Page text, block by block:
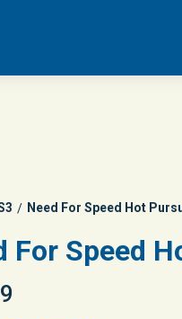
/ Need For Speed Hot
For Speed